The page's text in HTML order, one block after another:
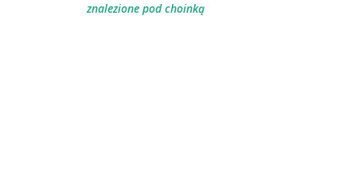
znalezione pod choinką